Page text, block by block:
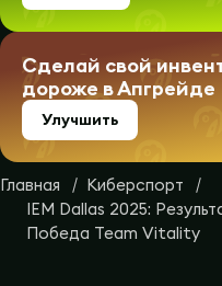
Сделай свой
дороже в Апгрейде
Улучшить
Главная
Киберспорт
IEM Dallas 2025:
Победа Team Vitality